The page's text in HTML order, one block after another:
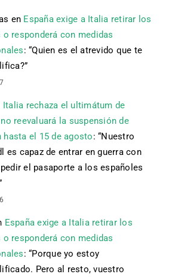
en España exige a Italia retirar los
responderá con medidas
: “Quien es el atrevido que te
”
Italia rechaza el ultimátum de
reevaluará la suspensión de
hasta el 15 de agosto: “Nuestro
es capaz de entrar en guerra con
el pasaporte a los españoles
España exige a Italia retirar los
responderá con medidas
: “Porque yo estoy
Pero al resto, vuestro